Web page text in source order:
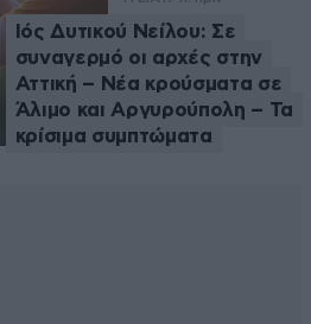
Ιός Δυτικού Νείλου: Σε
συναγερμό οι αρχές στην
Αττική – Νέα κρούσματα σε
Άλιμο και Αργυρούπολη – Τα
κρίσιμα συμπτώματα